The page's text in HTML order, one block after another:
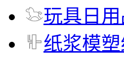
玩具日
纸浆模